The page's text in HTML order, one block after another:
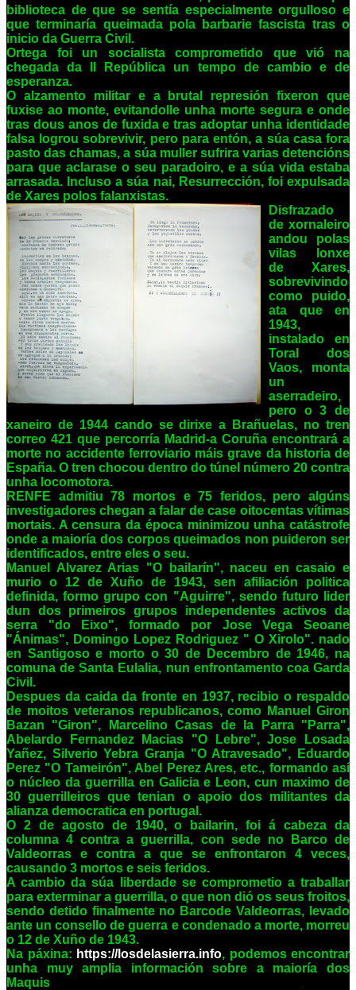
biblioteca de que se sentía especialmente orgulloso e
que terminaría queimada pola barbarie fascista tras o
inicio da Guerra Civil.
Ortega foi un socialista comprometido que vió na
chegada da II República un tempo de cambio e de
esperanza.
O alzamento militar e a brutal represión fixeron que
fuxise ao monte, evitandolle unha morte segura e onde
tras dous anos de fuxida e tras adoptar unha identidade
falsa logrou sobrevivir, pero para entón, a súa casa fora
pasto das chamas, a súa muller sufrira varias detencións
para que aclarase o seu paradoiro, e a súa vida estaba
arrasada. Incluso a súa nai, Resurrección, foi expulsada
de Xares polos falanxistas.
Disfrazado
de xornaleiro
andou polas
vilas lonxe
de Xares,
sobrevivindo
como puido,
ata que en
1943,
instalado en
Toral dos
Vaos, monta
un
aserradeiro,
pero o 3 de
xaneiro de 1944 cando se dirixe a Brañuelas, no tren
correo 421 que percorría Madrid-a Coruña encontrará a
morte no accidente ferroviario máis grave da historia de
España. O tren chocou dentro do túnel número 20 contra
unha locomotora.
RENFE admitiu 78 mortos e 75 feridos, pero algúns
investigadores chegan a falar de case oitocentas vítimas
mortais. A censura da época minimizou unha catástrofe
onde a maioría dos corpos queimados non puideron ser
identificados, entre eles o seu.
Manuel Alvarez Arias "O bailarín", naceu en casaio e
murio o 12 de Xuño de 1943, sen afiliación politica
definida, formo grupo con "Aguirre", sendo futuro lider
dun dos primeiros grupos independentes activos da
serra "do Eixo", formado por Jose Vega Seoane
"Ánimas", Domingo Lopez Rodriguez " O Xirolo". nado
en Santigoso e morto o 30 de Decembro de 1946, na
comuna de Santa Eulalia, nun enfrontamento coa Garda
Civil.
Despues da caida da fronte en 1937, recibio o respaldo
de moitos veteranos republicanos, como Manuel Giron
Bazan "Giron", Marcelino Casas de la Parra "Parra",
Abelardo Fernandez Macias "O Lebre", Jose Losada
Yañez, Silverio Yebra Granja "O Atravesado", Eduardo
Perez "O Tameirón", Abel Perez Ares, etc., formando así
o núcleo da guerrilla en Galicia e Leon, cun maximo de
30 guerrilleiros que tenian o apoio dos militantes da
alianza democratica en portugal.
O 2 de agosto de 1940, o bailarin, foi á cabeza da
columna 4 contra a guerrilla, con sede no Barco de
Valdeorras e contra a que se enfrontaron 4 veces,
causando 3 mortos e seis feridos.
A cambio da súa liberdade se comprometio a traballar
para exterminar a guerrilla, o que non dió os seus froitos,
sendo detido finalmente no Barcode Valdeorras, levado
ante un consello de guerra e condenado a morte, morreu
o 12 de Xuño de 1943.
Na páxina: https://losdelasierra.info, podemos encontrar
unha muy amplia información sobre a maioría dos
Maquis